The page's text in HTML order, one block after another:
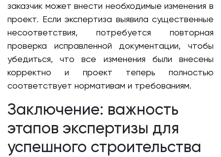
заказчик может внести необходимые изменения в
проект. Если экспертиза выявила существенные
несоответствия, потребуется повторная
проверка исправленной документации, чтобы
убедиться, что все изменения были внесены
корректно и проект теперь полностью
соответствует нормативам и требованиям.
Заключение: важность
этапов экспертизы для
успешного строительства